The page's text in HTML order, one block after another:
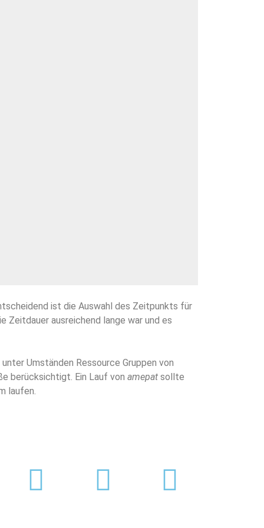
ist die Auswahl des Zeitpunkts für
Zeitdauer ausreichend lange war und es
Umständen Ressource Gruppen von
berücksichtigt. Ein Lauf von amepat sollte
laufen.